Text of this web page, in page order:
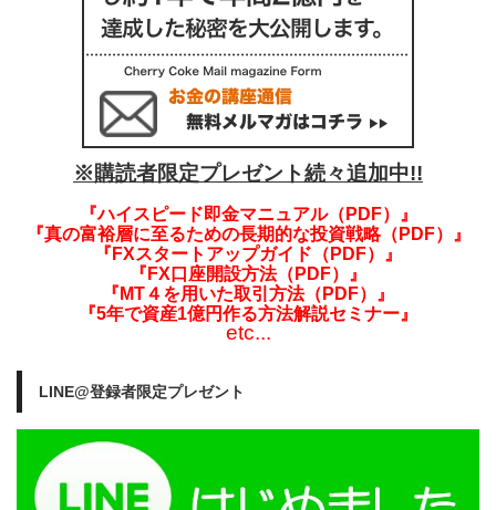
※購読者限定プレゼント続々追加中!!
『ハイスピード即金マニュアル（PDF）』
『真の富裕層に至るための長期的な投資戦略（PDF）』
『FXスタートアップガイド（PDF）』
『FX口座開設方法（PDF）』
『MT４を用いた取引方法（PDF）』
『5年で資産1億円作る方法解説セミナー』
etc...
LINE@登録者限定プレゼント